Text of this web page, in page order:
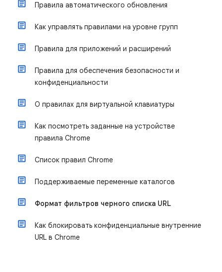
Правила автоматического обновления
Как управлять правилами на уровне групп
Правила для приложений и расширений
Правила для обеспечения безопасности и
конфиденциальности
О правилах для виртуальной клавиатуры
Как посмотреть заданные на устройстве
правила Chrome
Список правил Chrome
Поддерживаемые переменные каталогов
Формат фильтров черного списка URL
Как блокировать конфиденциальные внутренние
URL в Chrome